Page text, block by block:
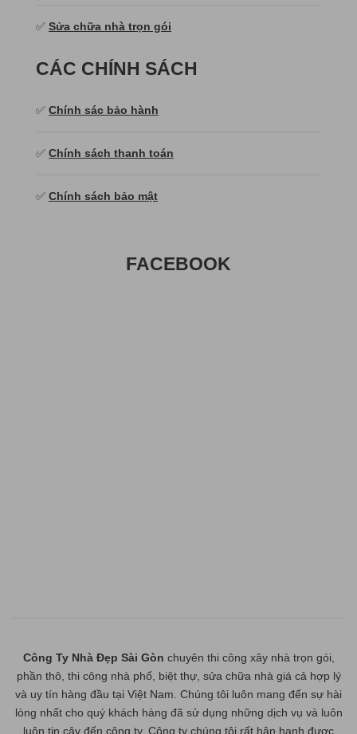
✅ Sửa chữa nhà trọn gói
CÁC CHÍNH SÁCH
✅ Chính sác bảo hành
✅ Chính sách thanh toán
✅ Chính sách bảo mật
FACEBOOK
Công Ty Nhà Đẹp Sài Gòn chuyên thi công xây nhà trọn gói,
phần thô, thi công nhà phố, biệt thự, sửa chữa nhà giá cả hợp lý
và uy tín hàng đầu tại Việt Nam. Chúng tôi luôn mang đến sự hài
lòng nhất cho quý khách hàng đã sử dụng những dịch vụ và luôn
luôn tin cậy đến công ty. Công ty chúng tôi rất hân hạnh được